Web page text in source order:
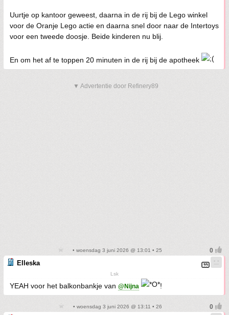
Uurtje op kantoor geweest, daarna in de rij bij de Lego winkel
voor de Oranje Lego actie en daarna snel door naar de Intertoys
voor een tweede doosje. Beide kinderen nu blij.
En om het af te toppen 20 minuten in de rij bij de apotheek
▼ Advertentie door Refinery89
• woensdag 3 juni 2026 @ 13:01 • 25
Elleska
Lsk
YEAH voor het balkonbankje van @Nijna !
• woensdag 3 juni 2026 @ 13:11 • 26